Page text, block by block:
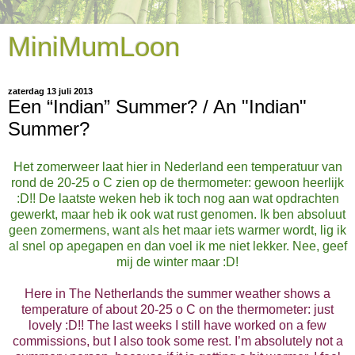
MiniMumLoon
zaterdag 13 juli 2013
Een “Indian” Summer? / An "Indian"
Summer?
Het zomerweer laat hier in Nederland een temperatuur van
rond de 20-25 o C zien op de thermometer: gewoon heerlijk
:D!! De laatste weken heb ik toch nog aan wat opdrachten
gewerkt, maar heb ik ook wat rust genomen. Ik ben absoluut
geen zomermens, want als het maar iets warmer wordt, lig ik
al snel op apegapen en dan voel ik me niet lekker. Nee, geef
mij de winter maar :D!
Here in The Netherlands the summer weather shows a
temperature of about 20-25 o C on the thermometer: just
lovely :D!! The last weeks I still have worked on a few
commissions, but I also took some rest. I’m absolutely not a